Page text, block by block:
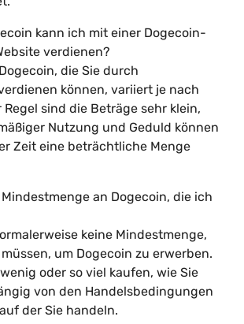
kann ich mit einer Dogecoin-
verdienen?
die Sie durch
können, variiert je nach
Regel sind die Beträge sehr klein,
Nutzung und Geduld können
Zeit eine beträchtliche Menge
an Dogecoin, die ich
keine Mindestmenge,
um Dogecoin zu erwerben.
oder so viel kaufen, wie Sie
von den Handelsbedingungen
der Sie handeln.